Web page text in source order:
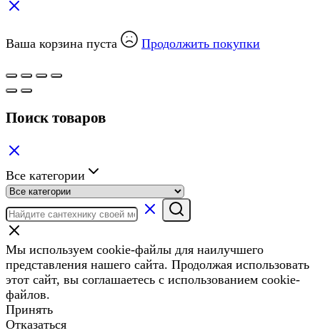
Ваша корзина пуста Продолжить покупки
Поиск товаров
Все категории
Мы используем cookie-файлы для наилучшего
представления нашего сайта. Продолжая использовать
этот сайт, вы соглашаетесь с использованием cookie-
файлов.
Принять
Отказаться